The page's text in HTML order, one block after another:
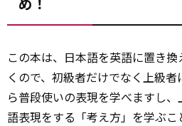
この本は、日本語を英語に置き
くので、初級者だけでなく上級
ら普段使いの表現を学べますし
語表現をする「考え方」を学ぶ